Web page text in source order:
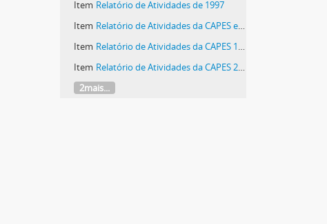
Item Relatório de Atividades de 1997
Item Relatório de Atividades da CAPES em 1998
Item Relatório de Atividades da CAPES 1999
Item Relatório de Atividades da CAPES 2000
2mais...